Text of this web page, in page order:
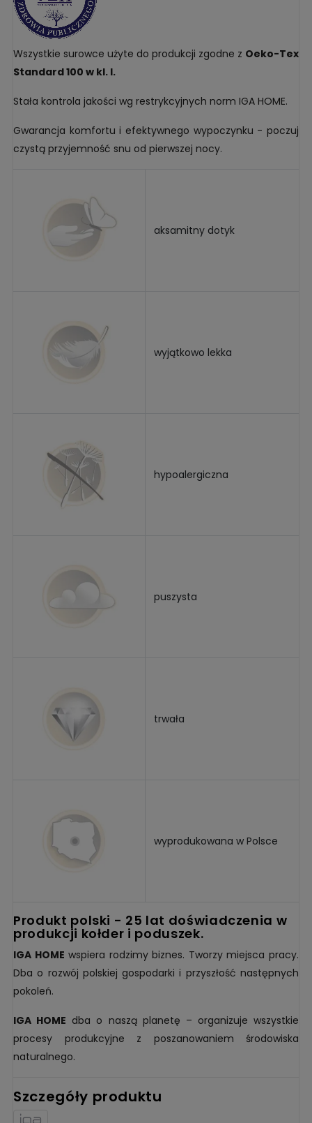
Wszystkie surowce użyte do produkcji zgodne z Oeko-Tex
Standard 100 w kl. I.
Stała kontrola jakości wg restrykcyjnych norm IGA HOME.
Gwarancja komfortu i efektywnego wypoczynku - poczuj
czystą przyjemność snu od pierwszej nocy.
aksamitny dotyk
wyjątkowo lekka
hypoalergiczna
puszysta
trwała
wyprodukowana w Polsce
produkt polski - 25 lat doświadczenia w
produkcji kołder i poduszek.
IGA HOME wspiera rodzimy biznes. Tworzy miejsca pracy.
Dba o rozwój polskiej gospodarki i przyszłość następnych
pokoleń.
IGA HOME dba o naszą planetę – organizuje wszystkie
procesy produkcyjne z poszanowaniem środowiska
naturalnego.
Szczegóły produktu